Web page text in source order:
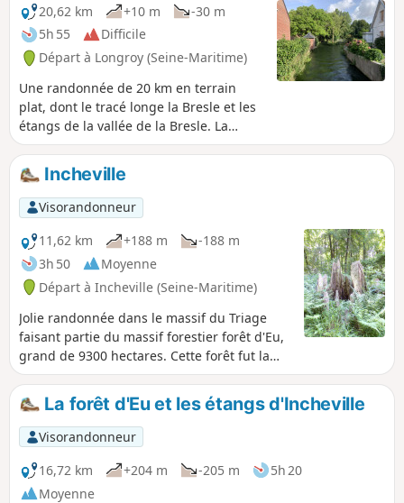
20,62 km
+10 m
-30 m
5h 55
Difficile
Départ à Longroy (Seine-Maritime)
Une randonnée de 20 km en terrain
plat, dont le tracé longe la Bresle et les
étangs de la vallée de la Bresle. La
balade est facile mais assez longue. Si
le début de la randonnée n'est pas
balisé, elle emprunte par la suite le
Chemin entre Verre et Mer, une voie
bitumée fréquentée aussi bien par les
piétons que par les vélos et qui est bien
fléchée. Lors de cette randonnée, vous
traverserez de jolis bourgs sillonnés de
canaux, vous emprunterez un itinéraire
entre rivière et étangs, et vous aurez
l'occasion d'observer de nombreux
oiseaux familiers de ces zones humides.
Cette balade est un aller simple, de
gare à gare, que vous pouvez
emprunter dans les deux sens.
Incheville
Visorandonneur
11,62 km
+188 m
-188 m
3h 50
Moyenne
Départ à Incheville (Seine-Maritime)
Jolie randonnée dans le massif du Triage
faisant partie du massif forestier forêt d'Eu,
grand de 9300 hectares. Cette forêt fut la
possession de la famille d'Orléans. Forêt
majestueuse composée principalement de
hêtres. La randonnée permet de croiser le
Quesne au loup et la pierre bise. Au retour
nous avons une magnifique vue de la vallée
donnant sur la ville d'Incheville et le massif
forestier.
La forêt d'Eu et les étangs d'Incheville
Visorandonneur
16,72 km
+204 m -205 m
5h 20
Moyenne